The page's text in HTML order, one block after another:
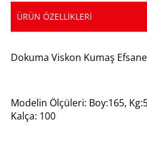
ÜRÜN ÖZELLIKLERI
Dokuma Viskon Kumaş
Modelin Ölçüleri: Boy:165,
Kalça: 100